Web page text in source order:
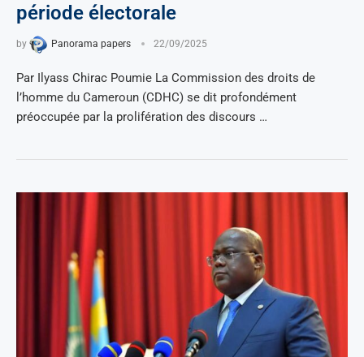
période électorale
by Panorama papers 22/09/2025
Par Ilyass Chirac Poumie La Commission des droits de
l’homme du Cameroun (CDHC) se dit profondément
préoccupée par la prolifération des discours …